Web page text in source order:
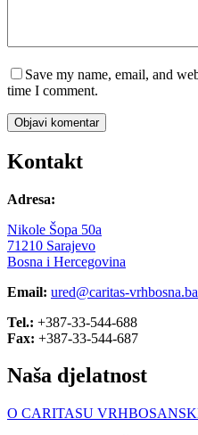
Save my name, email, and
time I comment.
Objavi komentar
Kontakt
Adresa:
Nikole Šopa 50a
71210 Sarajevo
Bosna i Hercegovina
Email: ured@caritas-vrhbosna.ba
Tel.: +387-33-544-688
Fax: +387-33-544-687
Naša djelatnost
O CARITASU